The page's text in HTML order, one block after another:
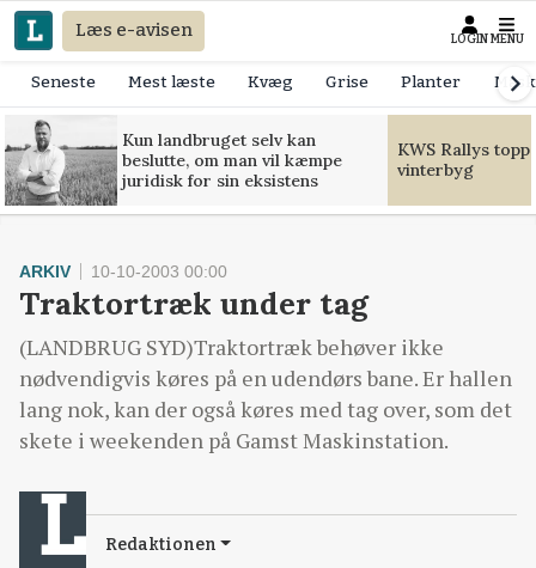
Læs e-avisen LOGIN MENU
Seneste Mest læste Kvæg Grise Planter
Kun landbruget selv kan
beslutte, om man vil kæmpe
juridisk for sin eksistens
KWS Rallys
vinterbyg
ARKIV 10-10-2003 00:00
Traktortræk under tag
(LANDBRUG SYD)Traktortræk behøver ikke
nødvendigvis køres på en udendørs bane. Er hallen
lang nok, kan der også køres med tag over, som det
skete i weekenden på Gamst Maskinstation.
Redaktionen